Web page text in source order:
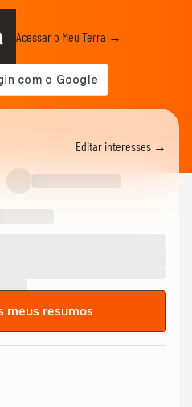
Acessar o Meu Terra →
Editar interesses →
meus resumos